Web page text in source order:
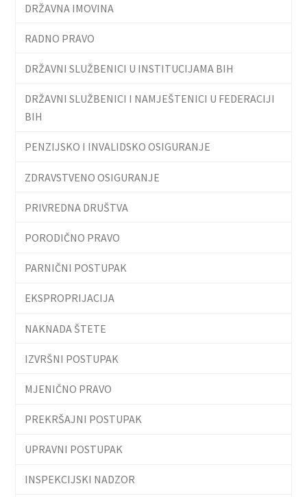
DRŽAVNA IMOVINA
RADNO PRAVO
DRŽAVNI SLUŽBENICI U INSTITUCIJAMA BIH
DRŽAVNI SLUŽBENICI I NAMJEŠTENICI U FEDERACIJI
BIH
PENZIJSKO I INVALIDSKO OSIGURANJE
ZDRAVSTVENO OSIGURANJE
PRIVREDNA DRUŠTVA
PORODIČNO PRAVO
PARNIČNI POSTUPAK
EKSPROPRIJACIJA
NAKNADA ŠTETE
IZVRŠNI POSTUPAK
MJENIČNO PRAVO
PREKRŠAJNI POSTUPAK
UPRAVNI POSTUPAK
INSPEKCIJSKI NADZOR